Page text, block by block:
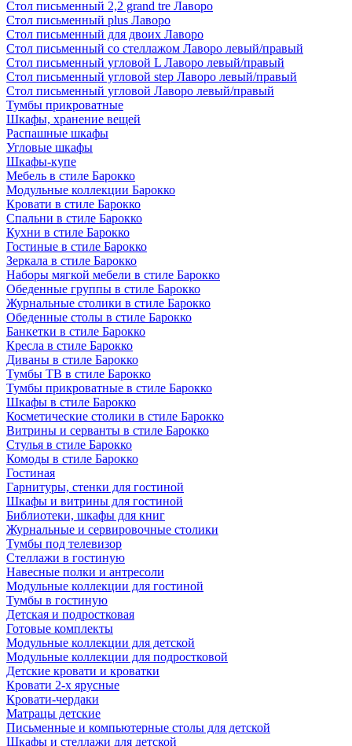
Стол письменный 2,2 grand tre Лаворо
Стол письменный plus Лаворо
Стол письменный для двоих Лаворо
Стол письменный со стеллажом Лаворо левый/правый
Стол письменный угловой L Лаворо левый/правый
Стол письменный угловой step Лаворо левый/правый
Стол письменный угловой Лаворо левый/правый
Тумбы прикроватные
Шкафы, хранение вещей
Распашные шкафы
Угловые шкафы
Шкафы-купе
Мебель в стиле Барокко
Модульные коллекции Барокко
Кровати в стиле Барокко
Спальни в стиле Барокко
Кухни в стиле Барокко
Гостиные в стиле Барокко
Зеркала в стиле Барокко
Наборы мягкой мебели в стиле Барокко
Обеденные группы в стиле Барокко
Журнальные столики в стиле Барокко
Обеденные столы в стиле Барокко
Банкетки в стиле Барокко
Кресла в стиле Барокко
Диваны в стиле Барокко
Тумбы ТВ в стиле Барокко
Тумбы прикроватные в стиле Барокко
Шкафы в стиле Барокко
Косметические столики в стиле Барокко
Витрины и серванты в стиле Барокко
Стулья в стиле Барокко
Комоды в стиле Барокко
Гостиная
Гарнитуры, стенки для гостиной
Шкафы и витрины для гостиной
Библиотеки, шкафы для книг
Журнальные и сервировочные столики
Тумбы под телевизор
Стеллажи в гостиную
Навесные полки и антресоли
Модульные коллекции для гостиной
Тумбы в гостиную
Детская и подростковая
Готовые комплекты
Модульные коллекции для детской
Модульные коллекции для подростковой
Детские кровати и кроватки
Кровати 2-х ярусные
Кровати-чердаки
Матрацы детские
Письменные и компьютерные столы для детской
Шкафы и стеллажи для детской